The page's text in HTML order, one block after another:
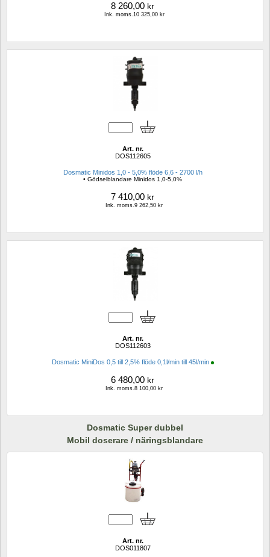
8 260,00 kr
Ink. moms.10 325,00 kr
Art. nr.
DOS112605
Dosmatic Minidos 1,0 - 5,0% flöde 6,6 - 2700 l/h
• Gödselblandare Minidos 1,0-5,0%
7 410,00 kr
Ink. moms.9 262,50 kr
Art. nr.
DOS112603
Dosmatic MiniDos 0,5 till 2,5% flöde 0,1l/min till 45l/min
6 480,00 kr
Ink. moms.8 100,00 kr
Dosmatic Super dubbel
Mobil doserare / näringsblandare
Art. nr.
DOS011807